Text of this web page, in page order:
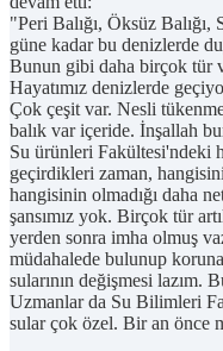
"Peri Balığı, Öksüz
güne kadar bu denizlerde
Bunun gibi daha birçok tür
Hayatımız denizlerde
Çok çeşit var. Nesli
balık var içeride. İnşallah
Su ürünleri Fakültesi'ndeki
geçirdikleri zaman,
hangisinin olmadığı daha
şansımız yok. Birçok tür
yerden sonra imha olmuş
müdahalede bulunup
sularının değişmesi lazım.
Uzmanlar da Su Bilimleri
sular çok özel. Bir an önce